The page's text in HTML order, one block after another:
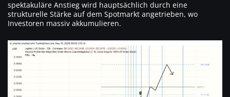
spektakuläre Anstieg wird hauptsächlich durch eine
strukturelle Stärke auf dem Spotmarkt angetrieben, wo
Investoren massiv akkumulieren.